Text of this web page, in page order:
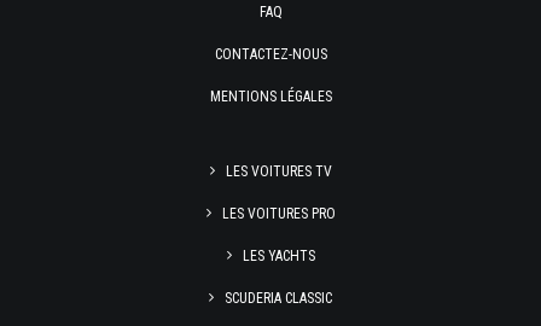
FAQ
CONTACTEZ-NOUS
MENTIONS LÉGALES
LES VOITURES TV
LES VOITURES PRO
LES YACHTS
SCUDERIA CLASSIC